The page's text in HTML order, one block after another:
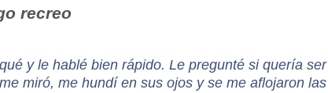
recreo
y le hablé bien rápido. Le pregunté si quería
miró, me hundí en sus ojos y se me aflojaron